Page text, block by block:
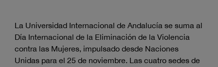
La Universidad Internacional de Andalucía se suma al
Día Internacional de la Eliminación de la Violencia
contra las Mujeres, impulsado desde Naciones
Unidas para el 25 de noviembre. Las cuatro sedes de